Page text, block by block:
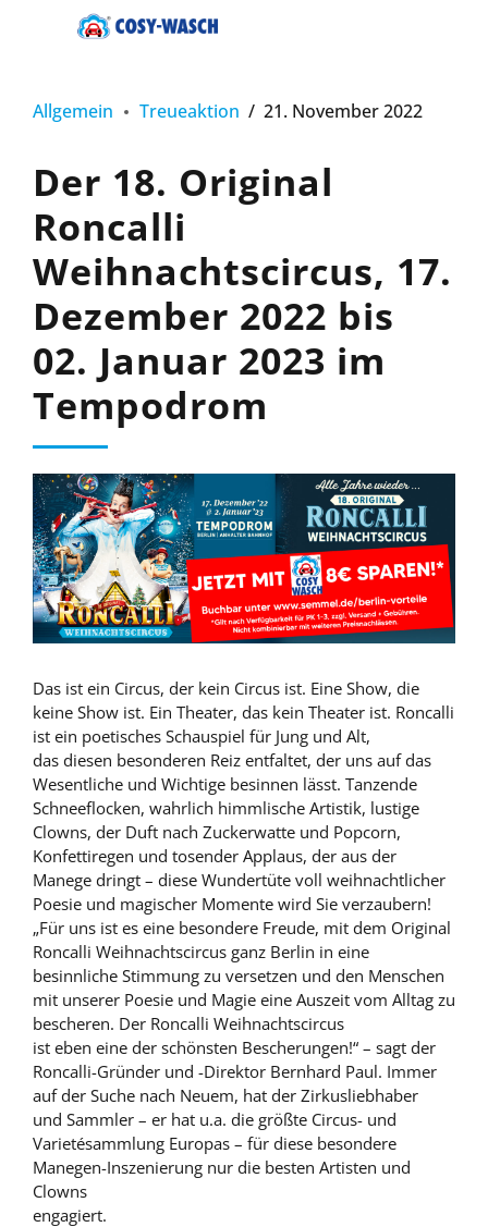
Allgemein Treueaktion 21. November 2022
Der 18. Original
Roncalli
Weihnachtscircus, 17.
Dezember 2022 bis
02. Januar 2023 im
Tempodrom
Das ist ein Circus, der kein Circus ist. Eine Show, die
keine Show ist. Ein Theater, das kein Theater ist. Roncalli
ist ein poetisches Schauspiel für Jung und Alt,
das diesen besonderen Reiz entfaltet, der uns auf das
Wesentliche und Wichtige besinnen lässt. Tanzende
Schneeflocken, wahrlich himmlische Artistik, lustige
Clowns, der Duft nach Zuckerwatte und Popcorn,
Konfettiregen und tosender Applaus, der aus der
Manege dringt – diese Wundertüte voll weihnachtlicher
Poesie und magischer Momente wird Sie verzaubern!
„Für uns ist es eine besondere Freude, mit dem Original
Roncalli Weihnachtscircus ganz Berlin in eine
besinnliche Stimmung zu versetzen und den Menschen
mit unserer Poesie und Magie eine Auszeit vom Alltag zu
bescheren. Der Roncalli Weihnachtscircus
ist eben eine der schönsten Bescherungen!“ – sagt der
Roncalli-Gründer und -Direktor Bernhard Paul. Immer
auf der Suche nach Neuem, hat der Zirkusliebhaber
und Sammler – er hat u.a. die größte Circus- und
Varietésammlung Europas – für diese besondere
Manegen-Inszenierung nur die besten Artisten und
Clowns
engagiert.